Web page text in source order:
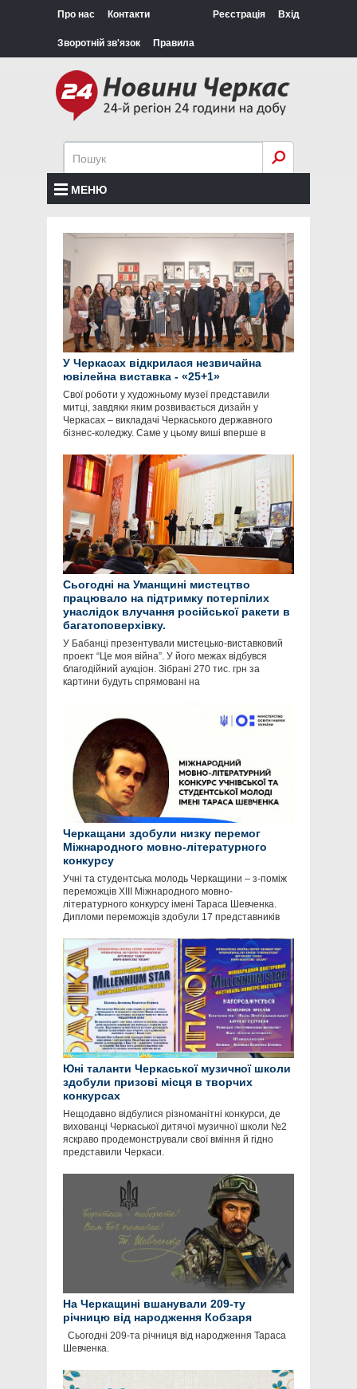
Про нас Контакти
Зворотній зв'язок Правила
Реєстрація Вхід
МЕНЮ
У Черкасах відкрилася незвичайна
ювілейна виставка - «25+1»
Свої роботи у художньому музеї представили
митці, завдяки яким розвивається дизайн у
Черкасах – викладачі Черкаського державного
бізнес-коледжу. Саме у цьому виші вперше в
Сьогодні на Уманщині мистецтво
працювало на підтримку потерпілих
унаслідок влучання російської ракети в
багатоповерхівку.
У Бабанці презентували мистецько-виставковий
проект “Це моя війна”. У його межах відбувся
благодійний аукціон. Зібрані 270 тис. грн за
картини будуть спрямовані на
Черкащани здобули низку перемог
Міжнародного мовно-літературного
конкурсу
Учні та студентська молодь Черкащини – з-поміж
переможців XIII Міжнародного мовно-
літературного конкурсу імені Тараса Шевченка.
Дипломи переможців здобули 17 представників
Юні таланти Черкаської музичної школи
здобули призові місця в творчих
конкурсах
Нещодавно відбулися різноманітні конкурси, де
вихованці Черкаської дитячої музичної школи №2
яскраво продемонстрували свої вміння й гідно
представили Черкаси.
На Черкащині вшанували 209-ту
річницю від народження Кобзаря
Сьогодні 209-та річниця від народження Тараса
Шевченка.